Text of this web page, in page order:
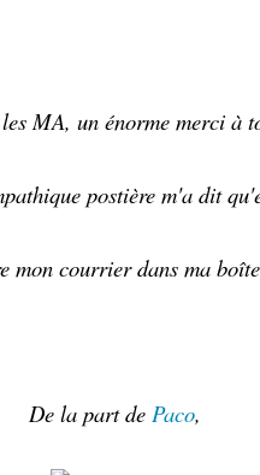
MA, un énorme merci à
postière m'a dit
mon courrier dans ma
De la part dePaco,